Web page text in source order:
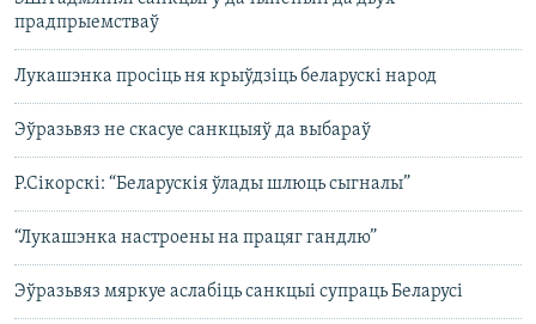
прадпрыемстваў
Лукашэнка просіць ня крыўдзіць беларускі народ
Эўразьвяз не скасуе санкцыяў да выбараў
Р.Сікорскі: “Беларускія ўлады шлюць сыгналы”
“Лукашэнка настроены на працяг гандлю”
Эўразьвяз мяркуе аслабіць санкцыі супраць Беларусі